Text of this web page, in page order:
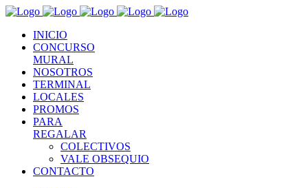
INICIO
CONCURSO
MURAL
NOSOTROS
TERMINAL
LOCALES
PROMOS
PARA
REGALAR
COLECTIVOS
VALE OBSEQUIO
CONTACTO